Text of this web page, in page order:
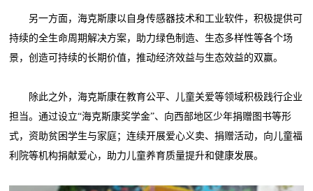
另一方面，海克斯康以自身传感器技术和工业软件，积极提供可
持续的全生命周期解决方案，助力绿色制造、生态多样性等各个场
景，创造可持续的长期价值，推动经济效益与生态效益的双赢。
除此之外，海克斯康在教育公平、儿童关爱等领域积极践行企业
担当。通过设立“海克斯康奖学金”、向西部地区少年捐赠图书等形
式，资助贫困学生与家庭；连续开展爱心义卖、捐赠活动，向儿童福
利院等机构捐献爱心，助力儿童养育质量提升和健康发展。